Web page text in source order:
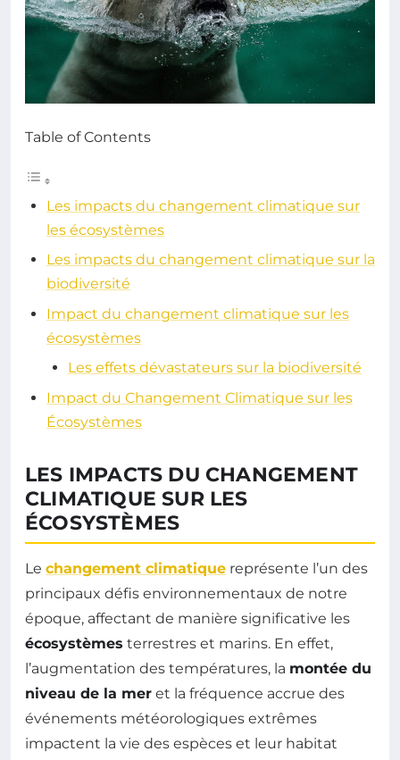
Table of Contents
Les impacts du changement climatique sur
les écosystèmes
Les impacts du changement climatique sur la
biodiversité
Impact du changement climatique sur les
écosystèmes
Les effets dévastateurs sur la biodiversité
Impact du Changement Climatique sur les
Écosystèmes
LES IMPACTS DU CHANGEMENT
CLIMATIQUE SUR LES
ÉCOSYSTÈMES
Le changement climatique représente l’un des
principaux défis environnementaux de notre
époque, affectant de manière significative les
écosystèmes terrestres et marins. En effet,
l’augmentation des températures, la montée du
niveau de la mer et la fréquence accrue des
événements météorologiques extrêmes
impactent la vie des espèces et leur habitat